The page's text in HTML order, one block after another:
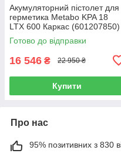
Акумуляторний пістолет для
герметика Metabo KPA 18
LTX 600 Каркас (601207850)
Готово до відправки
16 546 ₴ 22 950 ₴
Купити
Про нас
95% позитивних з 830